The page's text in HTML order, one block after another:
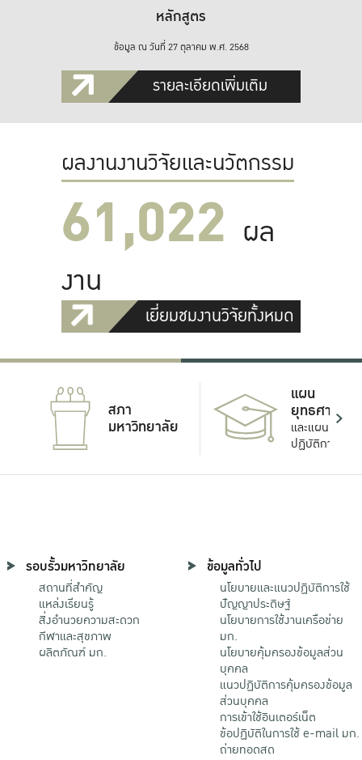
หลักสูตร
ข้อมูล ณ วันที่ 27 ตุลาคม พ.ศ. 2568
รายละเอียดเพิ่มเติม
ผลงานงานวิจัยและนวัตกรรม
61,022 ผล
งาน
เยี่ยมชมงานวิจัยทั้งหมด
สภา
มหาวิทยาลัย
แผน
ยุทธศาสตร์
และแผน
ปฏิบัติการ
รอบรั้วมหาวิทยาลัย
สถานที่สำคัญ
แหล่งเรียนรู้
สิ่งอำนวยความสะดวก
กีฬาและสุขภาพ
ผลิตภัณฑ์ มก.
ข้อมูลทั่วไป
นโยบายและแนวปฏิบัติการใช้
ปัญญาประดิษฐ์
นโยบายการใช้งานเครือข่าย
มก.
นโยบายคุ้มครองข้อมูลส่วน
บุคคล
แนวปฏิบัติการคุ้มครองข้อมูล
ส่วนบุคคล
การเข้าใช้อินเตอร์เน็ต
ข้อปฏิบัติในการใช้ e-mail มก.
ถ่ายทอดสด